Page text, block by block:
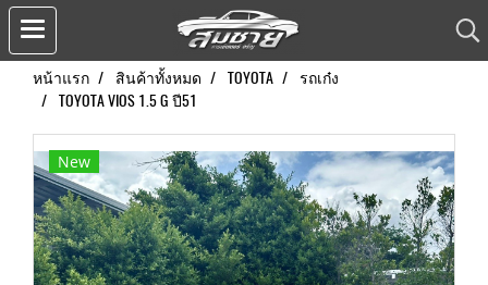
หน้าแรก สินค้าทั้งหมด TOYOTA
รถเก๋ง
TOYOTA VIOS 1.5 G ปี51
New